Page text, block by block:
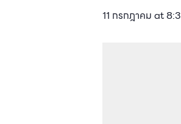
11 กรกฎาคม at